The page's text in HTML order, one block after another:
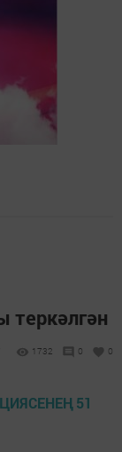
теркәлгән
1732 0 0